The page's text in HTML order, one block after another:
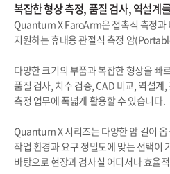
복잡한 형상 측정, 품질 검사, 역설계
Quantum X FaroArm은 접촉식 측정과
지원하는 휴대용 관절식 측정 암
다양한 크기의 부품과 복잡한 형상을 빠
품질 검사, 치수 검증, CAD 비교, 역설계
측정 업무에 폭넓게 활용할 수 있습니다.
Quantum X 시리즈는 다양한 암 길이
작업 환경과 요구 정밀도에 맞는 선택이
바탕으로 현장과 검사실 어디서나 효율